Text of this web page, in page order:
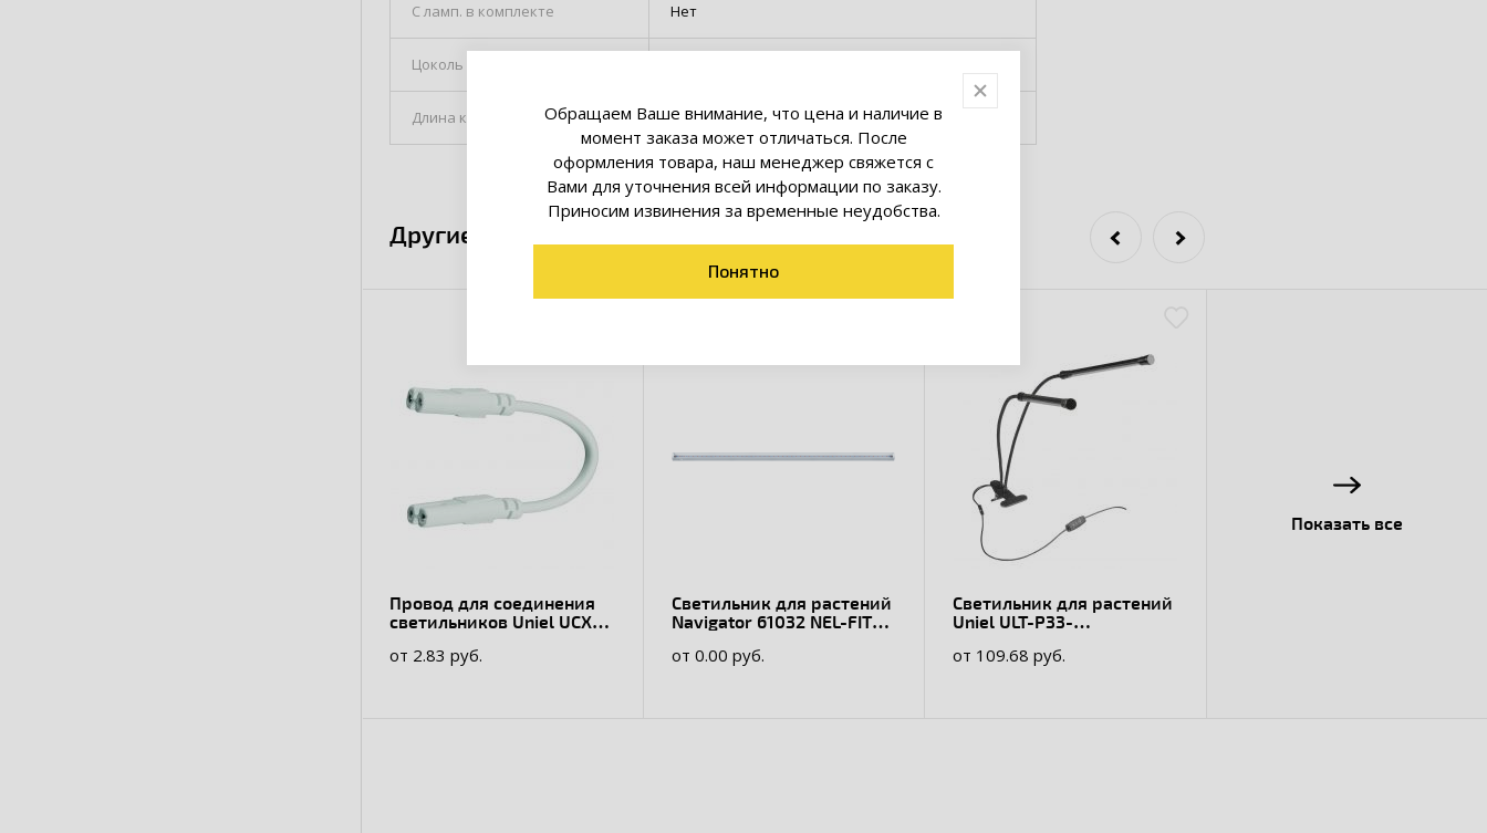
С ламп. в комплекте Нет
Цоколь
Длина кабеля 3 м
Другие товары коллекции
Провод для соединения
светильников Uniel UCX-
растений ULI-P, 15 см
от 2.83 руб.
Светильник для растений
Navigator 61032 NEL-FITO-
от 0.00 руб.
Светильник для растений
Uniel ULT-P33-
светодиодный с
от 109.68 руб.
Показать все
Обращаем Ваше внимание, что цена и наличие в
момент заказа может отличаться. После
оформления товара, наш менеджер свяжется с
Вами для уточнения всей информации по заказу.
Приносим извинения за временные неудобства.
Понятно